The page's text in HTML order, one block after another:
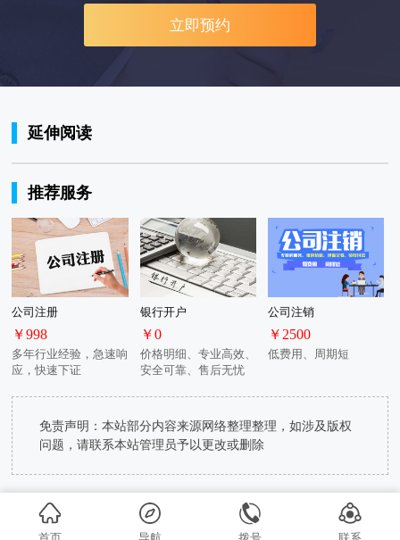
立即预约
延伸阅读
推荐服务
公司注册
￥998
多年行业经验，急速响
应，快速下证
银行开户
￥0
价格明细、专业高效、
安全可靠、售后无忧
公司注销
￥2500
低费用、周期短
免责声明：本站部分内容来源网络整理整理，如涉及版权
问题，请联系本站管理员予以更改或删除